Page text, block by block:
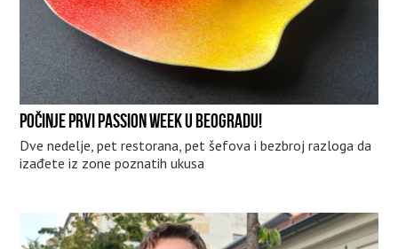
POČINJE PRVI PASSION WEEK U BEOGRADU!
Dve nedelje, pet restorana, pet šefova i bezbroj razloga da
izađete iz zone poznatih ukusa